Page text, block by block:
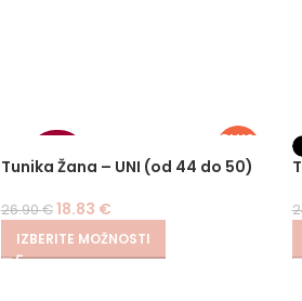
PLUS
SIZE
-30%
Tunika Žana – UNI (od 44 do 50)
26.90€18.83 €
IZBERITE MOŽNOSTI